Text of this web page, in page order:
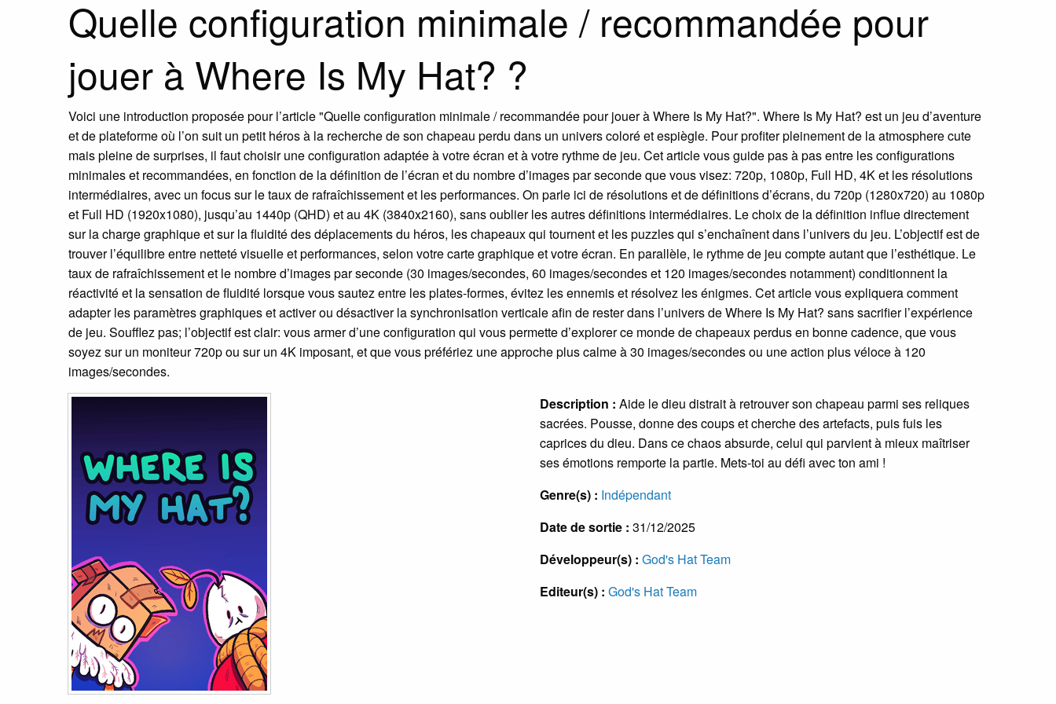
Quelle configuration minimale / recommandée pour
jouer à Where Is My Hat? ?
Voici une introduction proposée pour l’article "Quelle configuration minimale / recommandée pour jouer à Where Is My Hat?". Where Is My Hat? est un jeu d’aventure
et de plateforme où l’on suit un petit héros à la recherche de son chapeau perdu dans un univers coloré et espiègle. Pour profiter pleinement de la atmosphere cute
mais pleine de surprises, il faut choisir une configuration adaptée à votre écran et à votre rythme de jeu. Cet article vous guide pas à pas entre les configurations
minimales et recommandées, en fonction de la définition de l’écran et du nombre d’images par seconde que vous visez: 720p, 1080p, Full HD, 4K et les résolutions
intermédiaires, avec un focus sur le taux de rafraîchissement et les performances. On parle ici de résolutions et de définitions d’écrans, du 720p (1280x720) au 1080p
et Full HD (1920x1080), jusqu’au 1440p (QHD) et au 4K (3840x2160), sans oublier les autres définitions intermédiaires. Le choix de la définition influe directement
sur la charge graphique et sur la fluidité des déplacements du héros, les chapeaux qui tournent et les puzzles qui s’enchaînent dans l’univers du jeu. L’objectif est de
trouver l’équilibre entre netteté visuelle et performances, selon votre carte graphique et votre écran. En parallèle, le rythme de jeu compte autant que l’esthétique. Le
taux de rafraîchissement et le nombre d’images par seconde (30 images/secondes, 60 images/secondes et 120 images/secondes notamment) conditionnent la
réactivité et la sensation de fluidité lorsque vous sautez entre les plates-formes, évitez les ennemis et résolvez les énigmes. Cet article vous expliquera comment
adapter les paramètres graphiques et activer ou désactiver la synchronisation verticale afin de rester dans l’univers de Where Is My Hat? sans sacrifier l’expérience
de jeu. Soufflez pas; l’objectif est clair: vous armer d’une configuration qui vous permette d’explorer ce monde de chapeaux perdus en bonne cadence, que vous
soyez sur un moniteur 720p ou sur un 4K imposant, et que vous préfériez une approche plus calme à 30 images/secondes ou une action plus véloce à 120
images/secondes.
Description : Aide le dieu distrait à retrouver son chapeau parmi ses reliques
sacrées. Pousse, donne des coups et cherche des artefacts, puis fuis les
caprices du dieu. Dans ce chaos absurde, celui qui parvient à mieux maîtriser
ses émotions remporte la partie. Mets-toi au défi avec ton ami !
Genre(s) : Indépendant
Date de sortie : 31/12/2025
Développeur(s) : God's Hat Team
Editeur(s) : God's Hat Team